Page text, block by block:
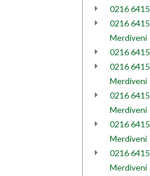
0216
0216
Merdiveni
0216
0216
Merdiveni
0216
Merdiveni
0216
Merdiveni
0216
Merdiveni